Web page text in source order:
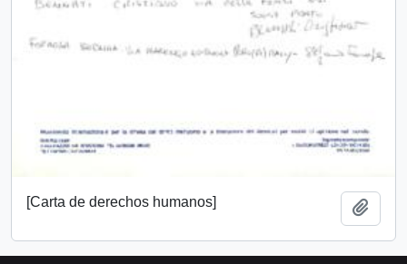
[Carta de derechos humanos]